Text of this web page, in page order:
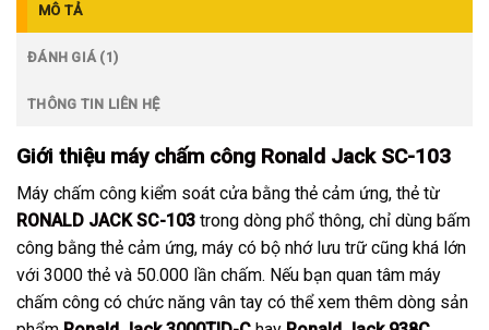
MÔ TẢ
ĐÁNH GIÁ (1)
THÔNG TIN LIÊN HỆ
Giới thiệu máy chấm công Ronald Jack SC-103
Máy chấm công kiểm soát cửa bằng thẻ cảm ứng, thẻ từ
RONALD JACK SC-103 trong dòng phổ thông, chỉ dùng bấm
công bằng thẻ cảm ứng, máy có bộ nhớ lưu trữ cũng khá lớn
với 3000 thẻ và 50.000 lần chấm. Nếu bạn quan tâm máy
chấm công có chức năng vân tay có thể xem thêm dòng sản